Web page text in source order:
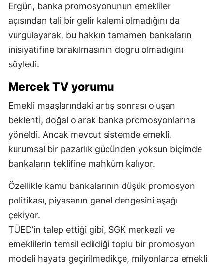
Ergün, banka promosyonunun emekliler
açısından tali bir gelir kalemi olmadığını da
vurgulayarak, bu hakkın tamamen bankaların
inisiyatifine bırakılmasının doğru olmadığını
söyledi.
Mercek TV yorumu
Emekli maaşlarındaki artış sonrası oluşan
beklenti, doğal olarak banka promosyonlarına
yöneldi. Ancak mevcut sistemde emekli,
kurumsal bir pazarlık gücünden yoksun biçimde
bankaların teklifine mahkûm kalıyor.
Özellikle kamu bankalarının düşük promosyon
politikası, piyasanın genel dengesini aşağı
çekiyor.
TÜED’in talep ettiği gibi, SGK merkezli ve
emeklilerin temsil edildiği toplu bir promosyon
modeli hayata geçirilmedikçe, milyonlarca emekli